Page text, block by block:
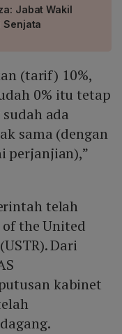
Jabat Wakil
Senjata
(tarif) 10%,
0% itu tetap
ada
sama (dengan
perjanjian),”
telah
the United
Dari
kabinet